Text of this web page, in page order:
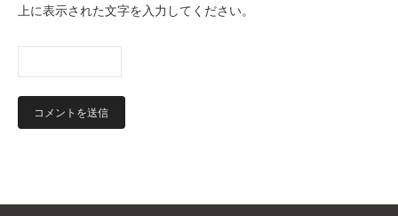
上に表示された文字を入力してください。